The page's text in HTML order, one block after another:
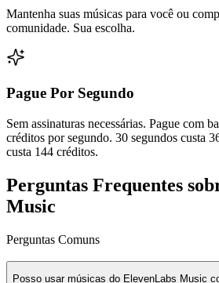
Mantenha suas músicas para você ou
comunidade. Sua escolha.
Pague Por Segundo
Sem assinaturas necessárias. Pague com
créditos por segundo. 30 segundos custa
custa 144 créditos.
Perguntas Frequentes
Music
Perguntas Comuns
Posso usar músicas do ElevenLabs Music